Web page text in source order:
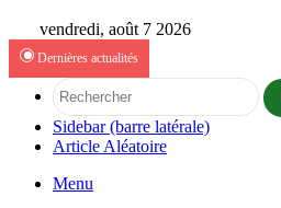
vendredi, août 7 2026
Dernières actualités
Sidebar (barre latérale)
Article Aléatoire
Menu